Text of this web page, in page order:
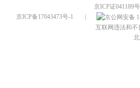
京ICP证041189号
京ICP备17043473号-1
互联网违法和不